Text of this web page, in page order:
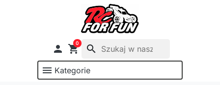
 shopping_cart
0
search
menu Kategorie